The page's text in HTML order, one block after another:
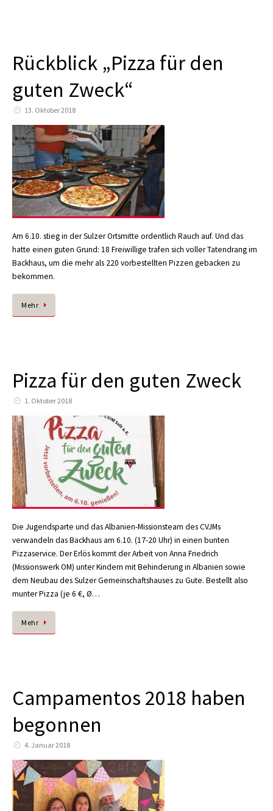
Rückblick „Pizza für den
guten Zweck“
13. Oktober 2018
Am 6.10. stieg in der Sulzer Ortsmitte ordentlich Rauch auf. Und das
hatte einen guten Grund: 18 Freiwillige trafen sich voller Tatendrang im
Backhaus, um die mehr als 220 vorbestellten Pizzen gebacken zu
bekommen.
Mehr
Pizza für den guten Zweck
1. Oktober 2018
Die Jugendsparte und das Albanien-Missionsteam des CVJMs
verwandeln das Backhaus am 6.10. (17-20 Uhr) in einen bunten
Pizzaservice. Der Erlös kommt der Arbeit von Anna Friedrich
(Missionswerk OM) unter Kindern mit Behinderung in Albanien sowie
dem Neubau des Sulzer Gemeinschaftshauses zu Gute. Bestellt also
munter Pizza (je 6 €, Ø…
Mehr
Campamentos 2018 haben
begonnen
4. Januar 2018